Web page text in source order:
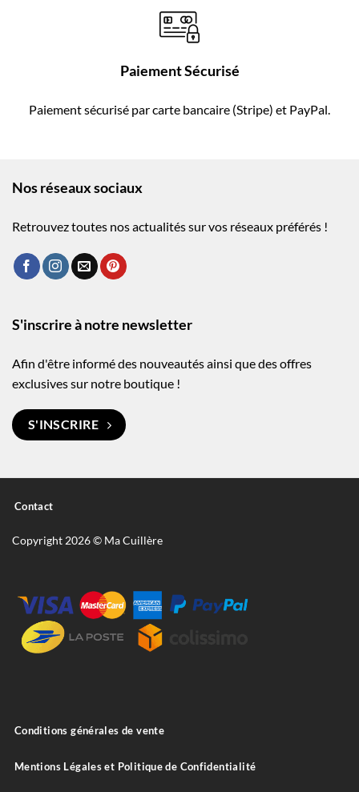
Paiement Sécurisé
Paiement sécurisé par carte bancaire (Stripe) et PayPal.
Nos réseaux sociaux
Retrouvez toutes nos actualités sur vos réseaux préférés !
S'inscrire à notre newsletter
Afin d'être informé des nouveautés ainsi que des offres
exclusives sur notre boutique !
S'INSCRIRE
Contact
Copyright 2026 © Ma Cuillère
Conditions générales de vente
Mentions Légales et Politique de Confidentialité